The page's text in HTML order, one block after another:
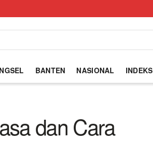
BANTEN NASIONAL INDEKS
dan Cara